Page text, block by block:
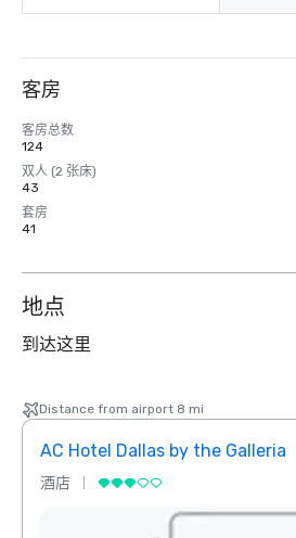
客房
客房总数
124
双人 (2 张床)
43
套房
41
地点
到达这里
Distance from airport 8 mi
AC Hotel Dallas by the Galleria
酒店